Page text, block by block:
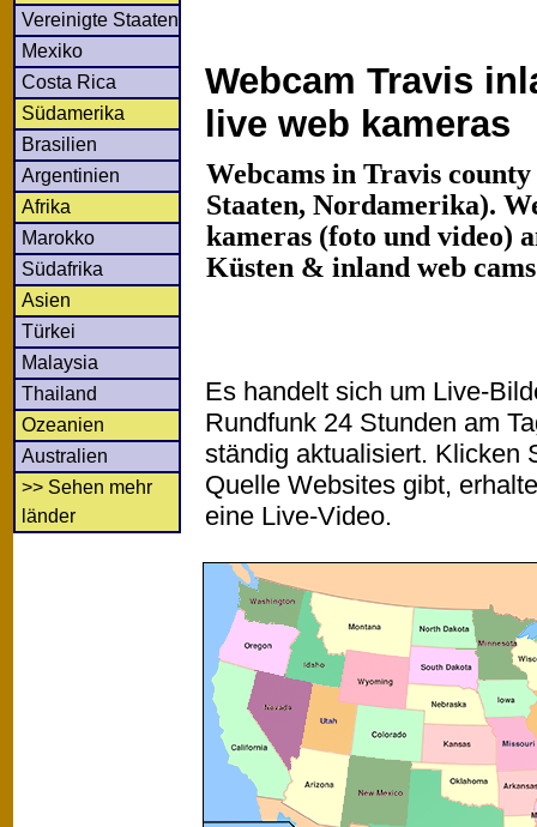
Vereinigte Staaten
Mexiko
Costa Rica
Südamerika
Brasilien
Argentinien
Afrika
Marokko
Südafrika
Asien
Türkei
Malaysia
Thailand
Ozeanien
Australien
>> Sehen mehr
länder
Webcam Travis
live web kameras
Webcams in Travis
Staaten, Nordamerika).
kameras (foto und video)
Küsten & inland web
Es handelt sich um Live-
Rundfunk 24 Stunden am
ständig aktualisiert. Klicken
Quelle Websites gibt,
eine Live-Video.